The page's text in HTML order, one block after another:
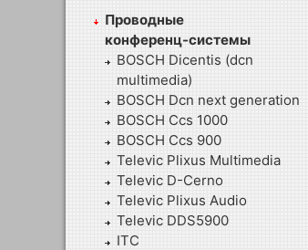
Проводные
конференц-системы
BOSCH Dicentis (dcn
multimedia)
BOSCH Dcn next generation
BOSCH Ccs 1000
BOSCH Ccs 900
Televic Plixus Multimedia
Televic D-Cerno
Televic Plixus Audio
Televic DDS5900
ITC